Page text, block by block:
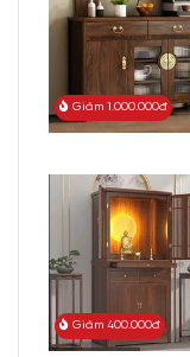
Giảm 1.000.000đ
Giảm 400.000đ